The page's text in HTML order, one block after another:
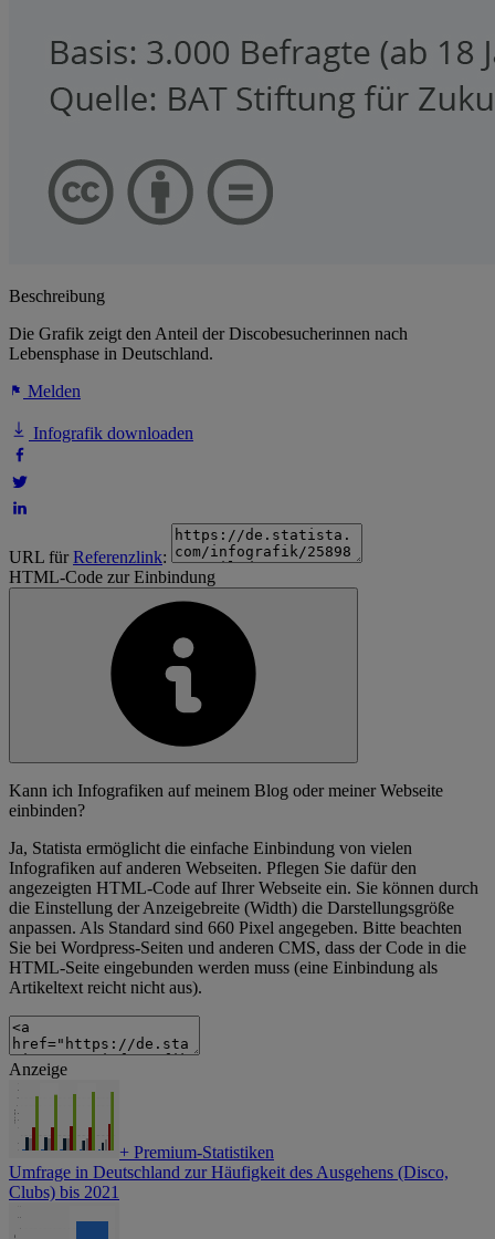
Beschreibung
Die Grafik zeigt den Anteil der Discobesucherinnen nach
Lebensphase in Deutschland.
Melden
Infografik downloaden
URL fürReferenzlink:
HTML-Code zur Einbindung
Kann ich Infografiken auf meinem Blog oder meiner Webseite
einbinden?
Ja, Statista ermöglicht die einfache Einbindung von vielen
Infografiken auf anderen Webseiten. Pflegen Sie dafür den
angezeigten HTML-Code auf Ihrer Webseite ein. Sie können durch
die Einstellung der Anzeigebreite (Width) die Darstellungsgröße
anpassen. Als Standard sind 660 Pixel angegeben. Bitte beachten
Sie bei Wordpress-Seiten und anderen CMS, dass der Code in die
HTML-Seite eingebunden werden muss (eine Einbindung als
Artikeltext reicht nicht aus).
Anzeige
+ Premium-Statistiken
Umfrage in Deutschland zur Häufigkeit des Ausgehens (Disco,
Clubs) bis 2021